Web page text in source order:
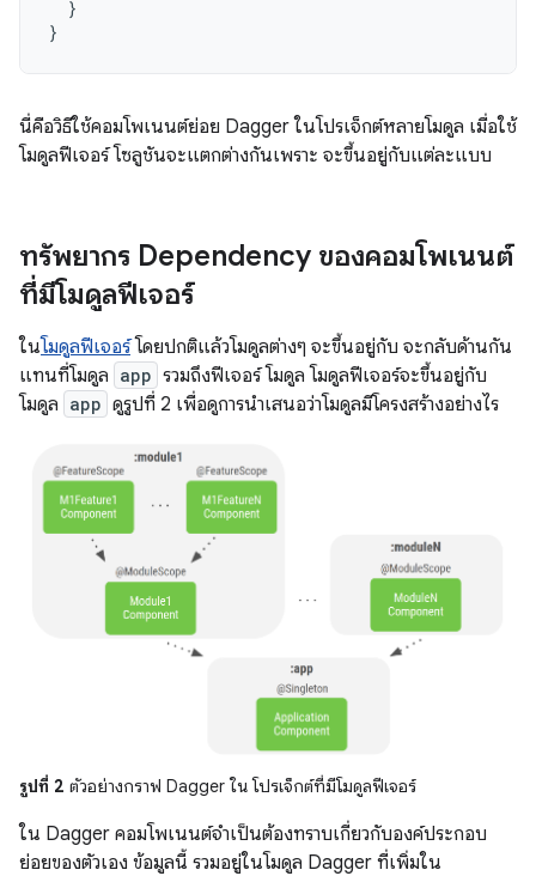
}
}
นี่คือวิธีใช้คอมโพเนนต์ย่อย Dagger ในโปรเจ็กต์หลายโมดูล เมื่อใช้
โมดูลฟีเจอร์ โซลูชันจะแตกต่างกันเพราะ จะขึ้นอยู่กับแต่ละแบบ
ทรัพยากร Dependency ของคอมโพเนนต์
ที่มีโมดูลฟีเจอร์
ในโมดูลฟีเจอร์โดยปกติแล้วโมดูลต่างๆ จะขึ้นอยู่กับ จะกลับด้านกัน
แทนที่โมดูล app รวมถึงฟีเจอร์ โมดูล โมดูลฟีเจอร์จะขึ้นอยู่กับ
โมดูล app ดูรูปที่ 2 เพื่อดูการนำเสนอว่าโมดูลมีโครงสร้างอย่างไร
รูปที่ 2 ตัวอย่างกราฟ Dagger ใน โปรเจ็กต์ที่มีโมดูลฟีเจอร์
ใน Dagger คอมโพเนนต์จำเป็นต้องทราบเกี่ยวกับองค์ประกอบ
ย่อยของตัวเอง ข้อมูลนี้ รวมอยู่ในโมดูล Dagger ที่เพิ่มใน